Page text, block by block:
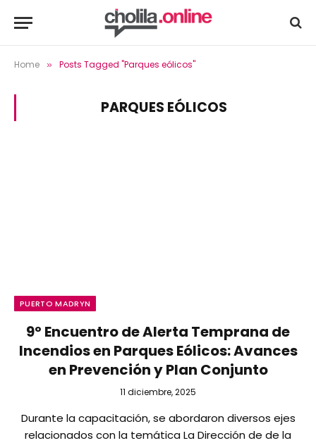
Home » Posts Tagged "Parques eólicos"
PARQUES EÓLICOS
PUERTO MADRYN
9º Encuentro de Alerta Temprana de
Incendios en Parques Eólicos: Avances
en Prevención y Plan Conjunto
11 diciembre, 2025
Durante la capacitación, se abordaron diversos ejes
relacionados con la temática La Dirección de de la